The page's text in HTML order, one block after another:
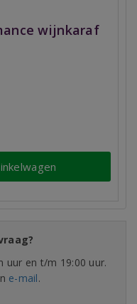
wijnkaraf
uur en t/m 19:00 uur.
e-mail.